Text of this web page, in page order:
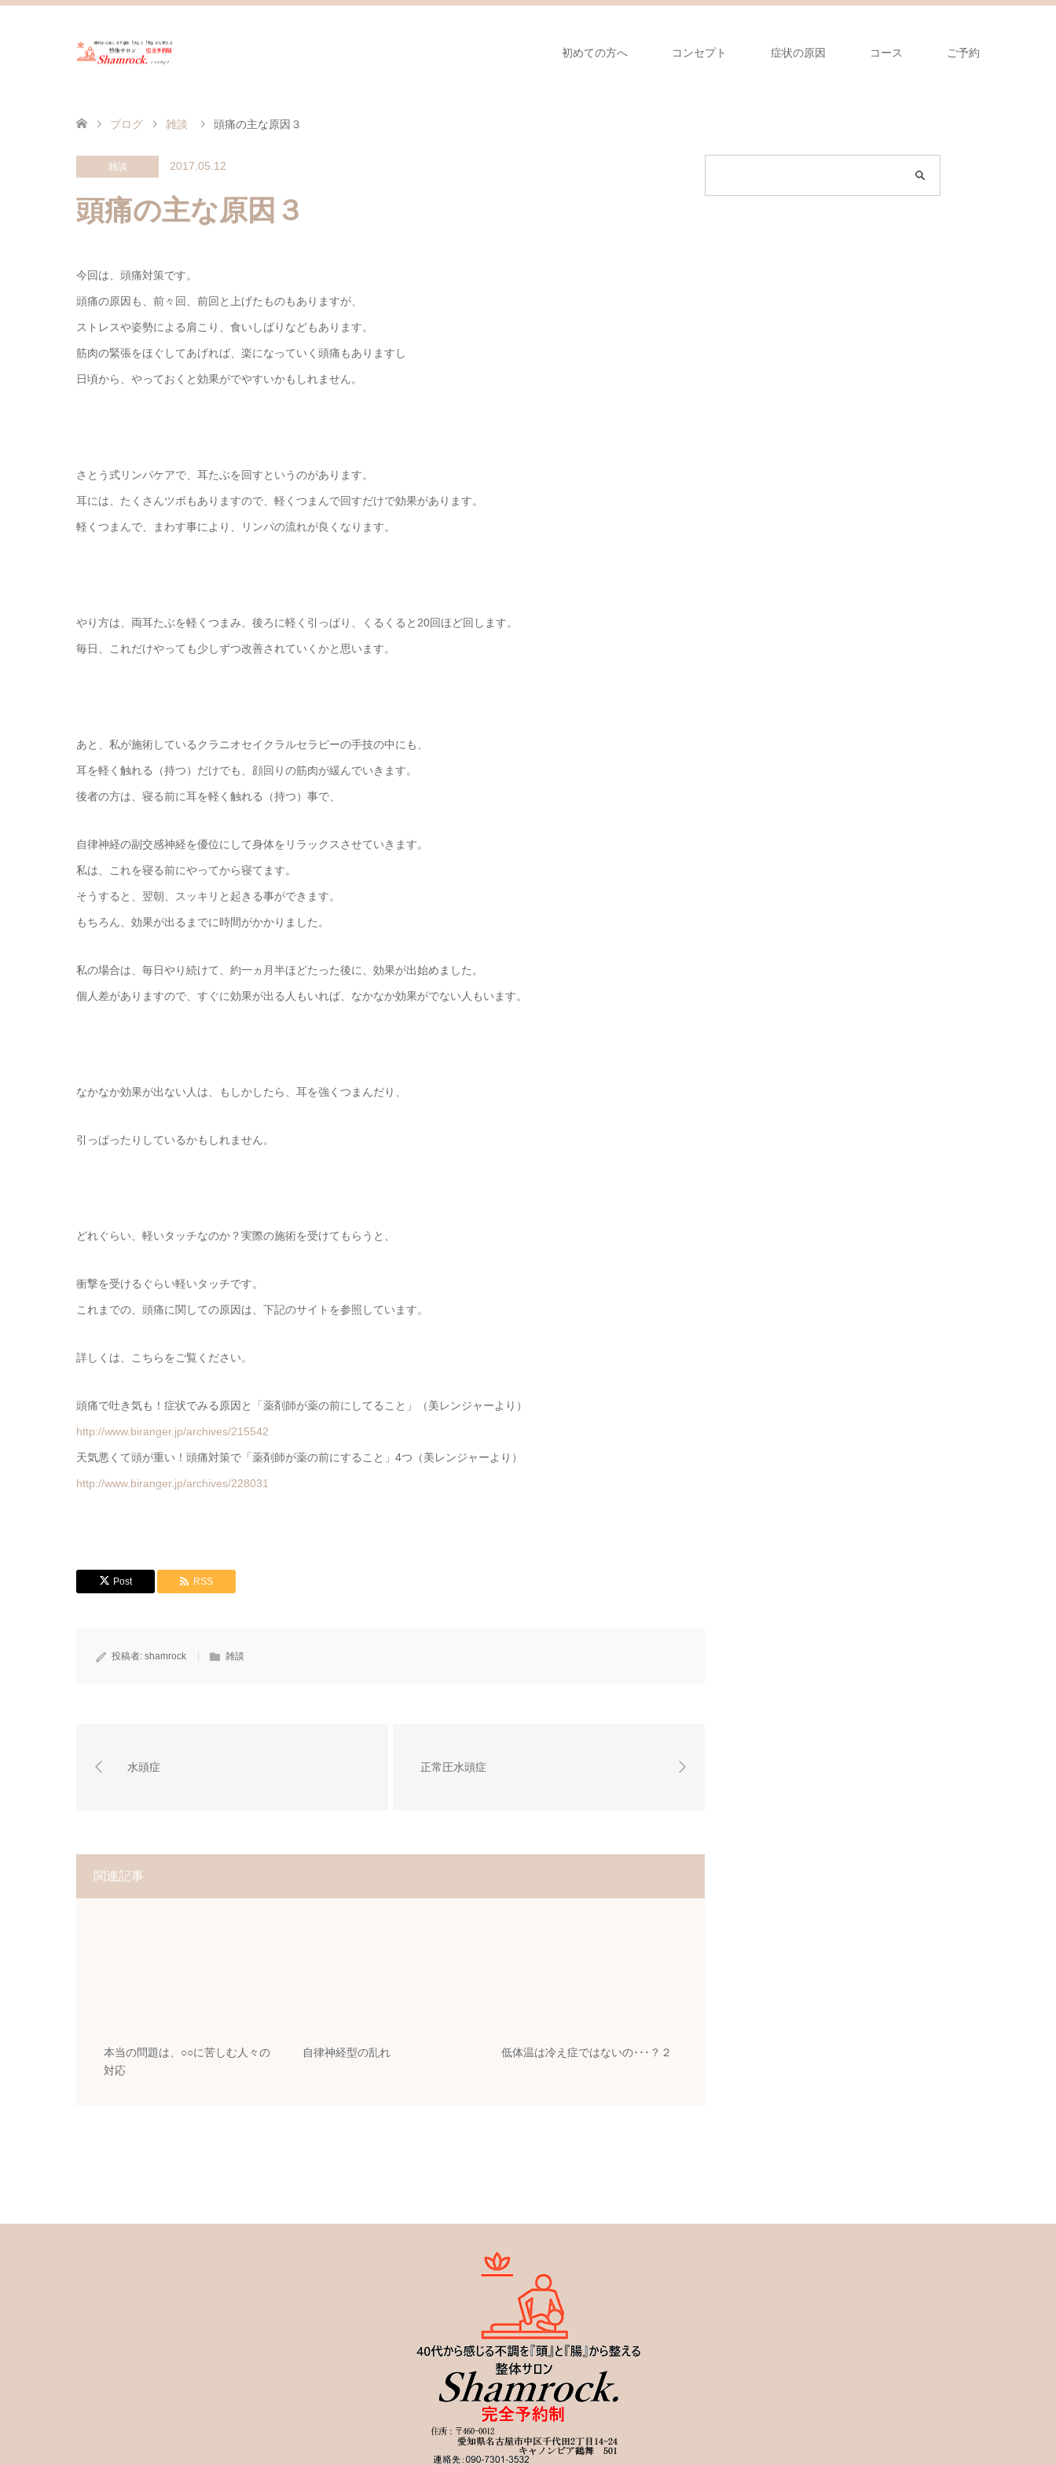
初めての方へ コンセプト 症状の原因 コース ご予約
ブログ 雑談 頭痛の主な原因３
雑談 2017.05.12
頭痛の主な原因３
今回は、頭痛対策です。
頭痛の原因も、前々回、前回と上げたものもありますが、
ストレスや姿勢による肩こり、食いしばりなどもあります。
筋肉の緊張をほぐしてあげれば、楽になっていく頭痛もありますし
日頃から、やっておくと効果がでやすいかもしれません。
さとう式リンパケアで、耳たぶを回すというのがあります。
耳には、たくさんツボもありますので、軽くつまんで回すだけで効果があります。
軽くつまんで、まわす事により、リンパの流れが良くなります。
やり方は、両耳たぶを軽くつまみ、後ろに軽く引っぱり、くるくると20回ほど回します。
毎日、これだけやっても少しずつ改善されていくかと思います。
あと、私が施術しているクラニオセイクラルセラピーの手技の中にも、
耳を軽く触れる（持つ）だけでも、顔回りの筋肉が緩んでいきます。
後者の方は、寝る前に耳を軽く触れる（持つ）事で、
自律神経の副交感神経を優位にして身体をリラックスさせていきます。
私は、これを寝る前にやってから寝てます。
そうすると、翌朝、スッキリと起きる事ができます。
もちろん、効果が出るまでに時間がかかりました。
私の場合は、毎日やり続けて、約一ヵ月半ほどたった後に、効果が出始めました。
個人差がありますので、すぐに効果が出る人もいれば、なかなか効果がでない人もいます。
なかなか効果が出ない人は、もしかしたら、耳を強くつまんだり、
引っぱったりしているかもしれません。
どれぐらい、軽いタッチなのか？実際の施術を受けてもらうと、
衝撃を受けるぐらい軽いタッチです。
これまでの、頭痛に関しての原因は、下記のサイトを参照しています。
詳しくは、こちらをご覧ください。
頭痛で吐き気も！症状でみる原因と「薬剤師が薬の前にしてること」（美レンジャーより）
http://www.biranger.jp/archives/215542
天気悪くて頭が重い！頭痛対策で「薬剤師が薬の前にすること」4つ（美レンジャーより）
http://www.biranger.jp/archives/228031
Post RSS
投稿者: shamrock 雑談
水頭症 正常圧水頭症
関連記事
本当の問題は、○○に苦しむ人々の
対応
自律神経型の乱れ 低体温は冷え症ではないの･･･？２